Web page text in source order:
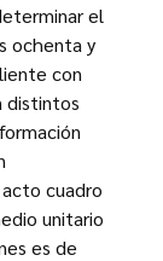
el
ochenta y
con
distintos
cuadro
unitario
es de